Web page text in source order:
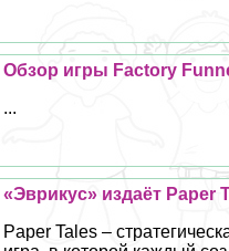
Обзор игры Factory
...
«Эврикус» издаёт Paper
Paper Tales –